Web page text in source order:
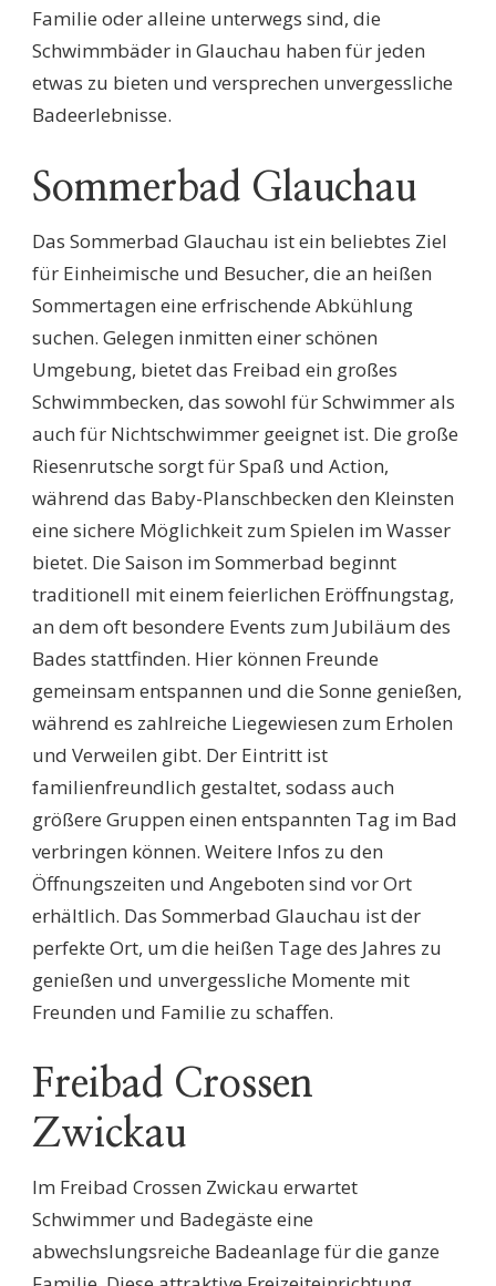
Familie oder alleine unterwegs sind, die
Schwimmbäder in Glauchau haben für jeden
etwas zu bieten und versprechen unvergessliche
Badeerlebnisse.
Sommerbad Glauchau
Das Sommerbad Glauchau ist ein beliebtes Ziel
für Einheimische und Besucher, die an heißen
Sommertagen eine erfrischende Abkühlung
suchen. Gelegen inmitten einer schönen
Umgebung, bietet das Freibad ein großes
Schwimmbecken, das sowohl für Schwimmer als
auch für Nichtschwimmer geeignet ist. Die große
Riesenrutsche sorgt für Spaß und Action,
während das Baby-Planschbecken den Kleinsten
eine sichere Möglichkeit zum Spielen im Wasser
bietet. Die Saison im Sommerbad beginnt
traditionell mit einem feierlichen Eröffnungstag,
an dem oft besondere Events zum Jubiläum des
Bades stattfinden. Hier können Freunde
gemeinsam entspannen und die Sonne genießen,
während es zahlreiche Liegewiesen zum Erholen
und Verweilen gibt. Der Eintritt ist
familienfreundlich gestaltet, sodass auch
größere Gruppen einen entspannten Tag im Bad
verbringen können. Weitere Infos zu den
Öffnungszeiten und Angeboten sind vor Ort
erhältlich. Das Sommerbad Glauchau ist der
perfekte Ort, um die heißen Tage des Jahres zu
genießen und unvergessliche Momente mit
Freunden und Familie zu schaffen.
Freibad Crossen
Zwickau
Im Freibad Crossen Zwickau erwartet
Schwimmer und Badegäste eine
abwechslungsreiche Badeanlage für die ganze